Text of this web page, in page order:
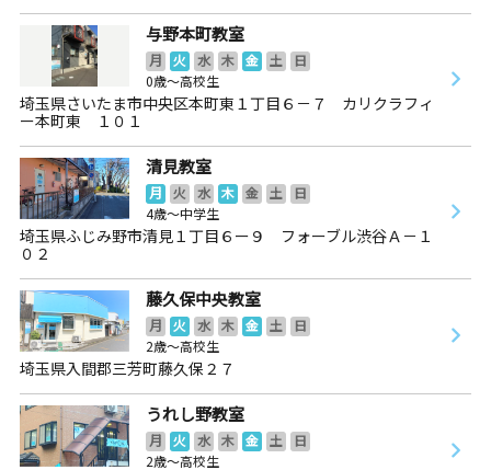
与野本町教室
月 火 水 木 金 土
日
0歳～高校生
埼玉県さいたま市中央区本町東１丁目６－７ カリクラフィ
ー本町東 １０１
清見教室
月 火 水 木 金 土
日
4歳～中学生
埼玉県ふじみ野市清見１丁目６ー９ フォーブル渋谷Ａ－１
０２
藤久保中央教室
月 火 水 木 金 土
日
2歳～高校生
埼玉県入間郡三芳町藤久保２７
うれし野教室
月 火 水 木 金 土
日
2歳～高校生